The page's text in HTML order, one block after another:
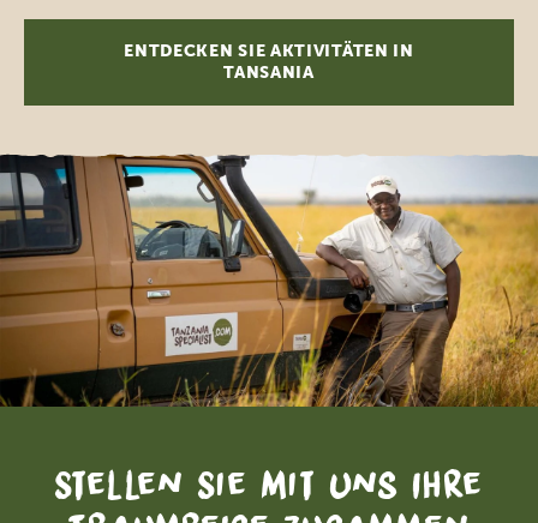
ENTDECKEN SIE AKTIVITÄTEN IN
TANSANIA
Stellen Sie mit uns Ihre